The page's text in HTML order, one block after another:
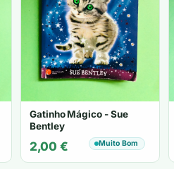
Gatinho Mágico - Sue
Bentley
2,00 € Muito Bom